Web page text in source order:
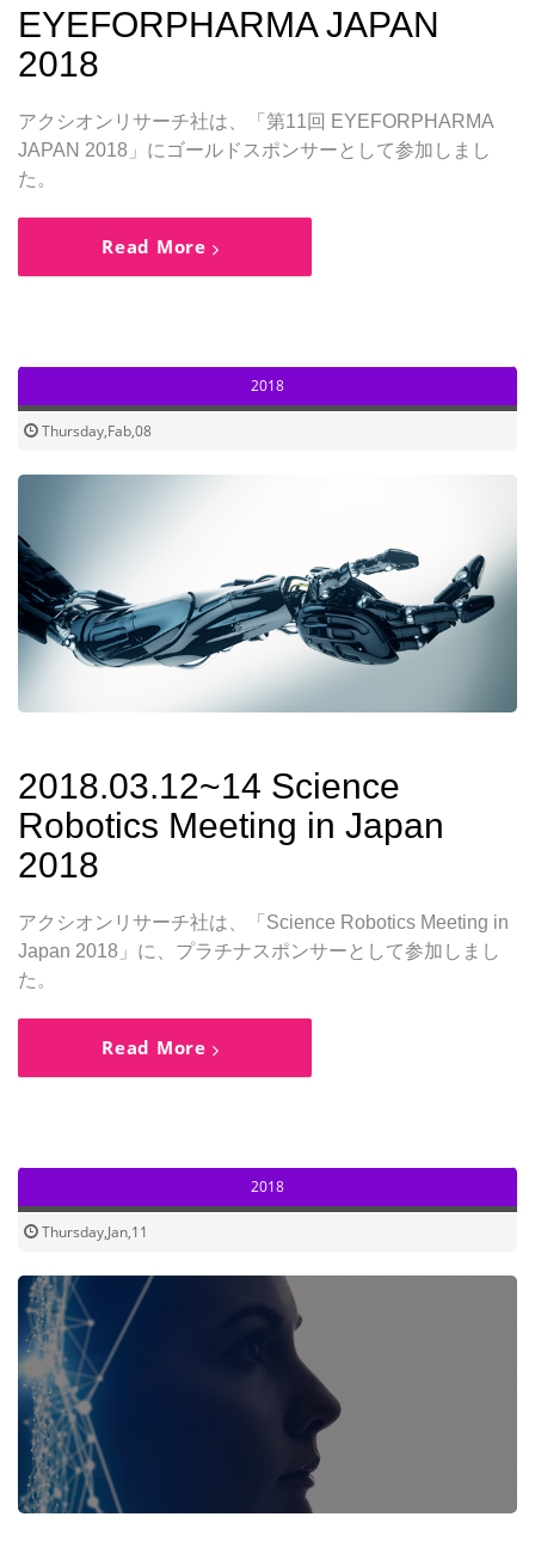
EYEFORPHARMA JAPAN
2018
アクシオンリサーチ社は、「第11回 EYEFORPHARMA
JAPAN 2018」にゴールドスポンサーとして参加しまし
た。
Read More
2018
Thursday,Fab,08
2018.03.12~14 Science
Robotics Meeting in Japan
2018
アクシオンリサーチ社は、「Science Robotics Meeting in
Japan 2018」に、プラチナスポンサーとして参加しまし
た。
Read More
2018
Thursday,Jan,11